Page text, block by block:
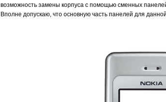
возможность замены корпуса с помощью сменных
Вполне допускаю, что основную часть панелей для